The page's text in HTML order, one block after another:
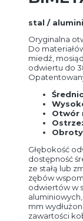
stal /
Oryginalna
Do
miedź,
odwiertu do
Otwór
Ostrze:
Obroty
Głębokość
dostępność
ze stałą lub
zębów
odwiertów w
mm
zawartości